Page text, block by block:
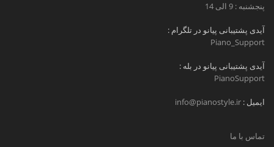
پنجشنبه : 9 الی 14
آیدی پشتیبانی پیانو در تلگرام :
Piano_Support
آیدی پشتیبانی پیانو در بله :
PianoSupport
ایمیل : info@pianostyle.ir
تماس با ما